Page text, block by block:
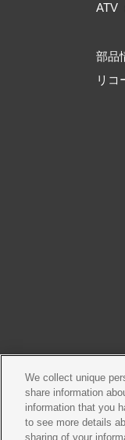
ATV
部品
リコ
We collect unique
share information
information that you
to see more details
sharing of your